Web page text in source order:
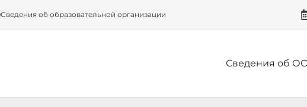
Сведения об образовательной организации
Сведения об